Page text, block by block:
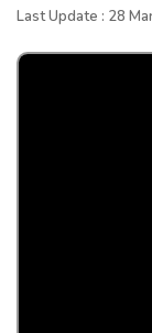
Last Update : 28